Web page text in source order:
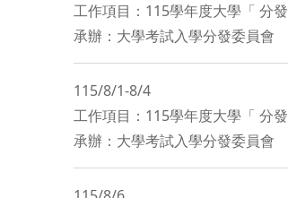
工作項目：115學年度大學「 分
承辦：大學考試入學分發委員會
115/8/1-8/4
工作項目：115學年度大學「 分
承辦：大學考試入學分發委員會